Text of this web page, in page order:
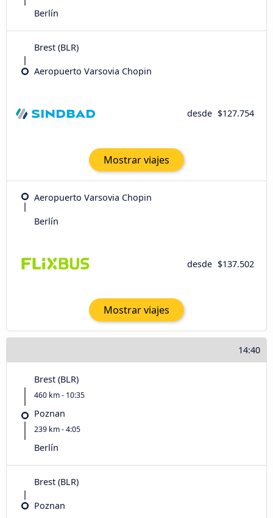
Berlín
Brest (BLR)
Aeropuerto Varsovia Chopin
desde $127.754
Mostrar viajes
Aeropuerto Varsovia Chopin
Berlín
desde $137.502
Mostrar viajes
14:40
Brest (BLR)
460 km - 10:35
Poznan
239 km - 4:05
Berlín
Brest (BLR)
Poznan